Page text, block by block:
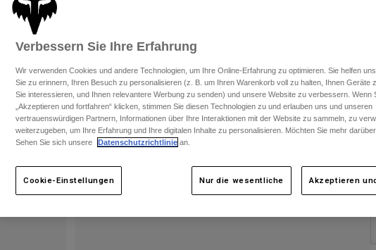
Verbessern Sie Ihre Erfahrung
Wir verwenden Cookies und andere Technologien, um Ihre Online-Erfahrung zu optimieren. Sie helfen
Sie zu erinnern, Ihren Besuch zu personalisieren (z. B. um Ihren Warenkorb voll zu halten, Ihnen Geräte
Sie interessieren, und Ihnen relevantere Werbung zu senden) und unsere Website zu verbessern. Wenn
„Akzeptieren und fortfahren“ klicken, stimmen Sie diesen Technologien zu und erlauben uns und unseren
vertrauenswürdigen Partnern, Informationen über Ihre Interaktionen mit der Website zu sammeln, zu
weiterzugeben, um Ihre Erfahrung und Ihre digitalen Inhalte zu personalisieren. Möchten Sie mehr
Sehen Sie sich unsere
Datenschutzrichtlinie an.
Cookie-Einstellungen Nur die wesentliche Akzeptieren